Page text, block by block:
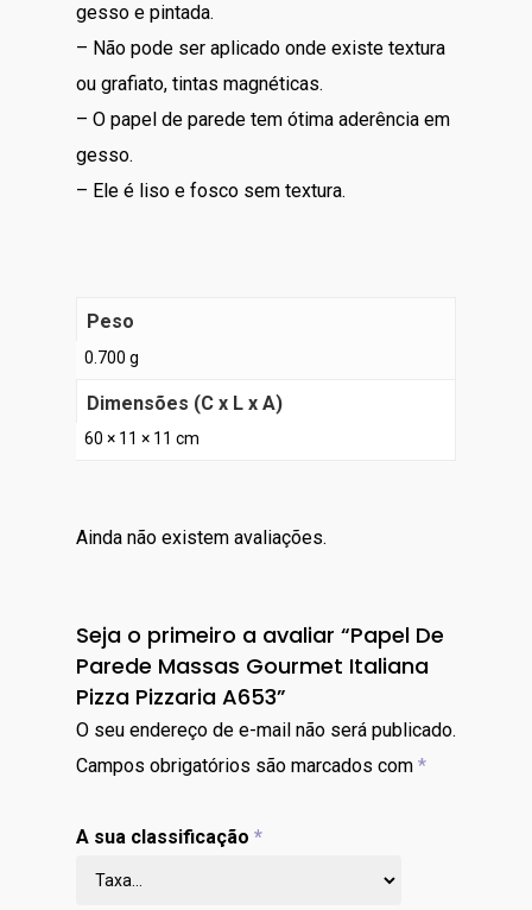
gesso e pintada.
– Não pode ser aplicado onde existe textura
ou grafiato, tintas magnéticas.
– O papel de parede tem ótima aderência em
gesso.
– Ele é liso e fosco sem textura.
Peso
0.700 g
Dimensões (C x L x A)
60 × 11 × 11 cm
Ainda não existem avaliações.
Seja o primeiro a avaliar “Papel De
Parede Massas Gourmet Italiana
Pizza Pizzaria A653”
O seu endereço de e-mail não será publicado.
Campos obrigatórios são marcados com *
A sua classificação *